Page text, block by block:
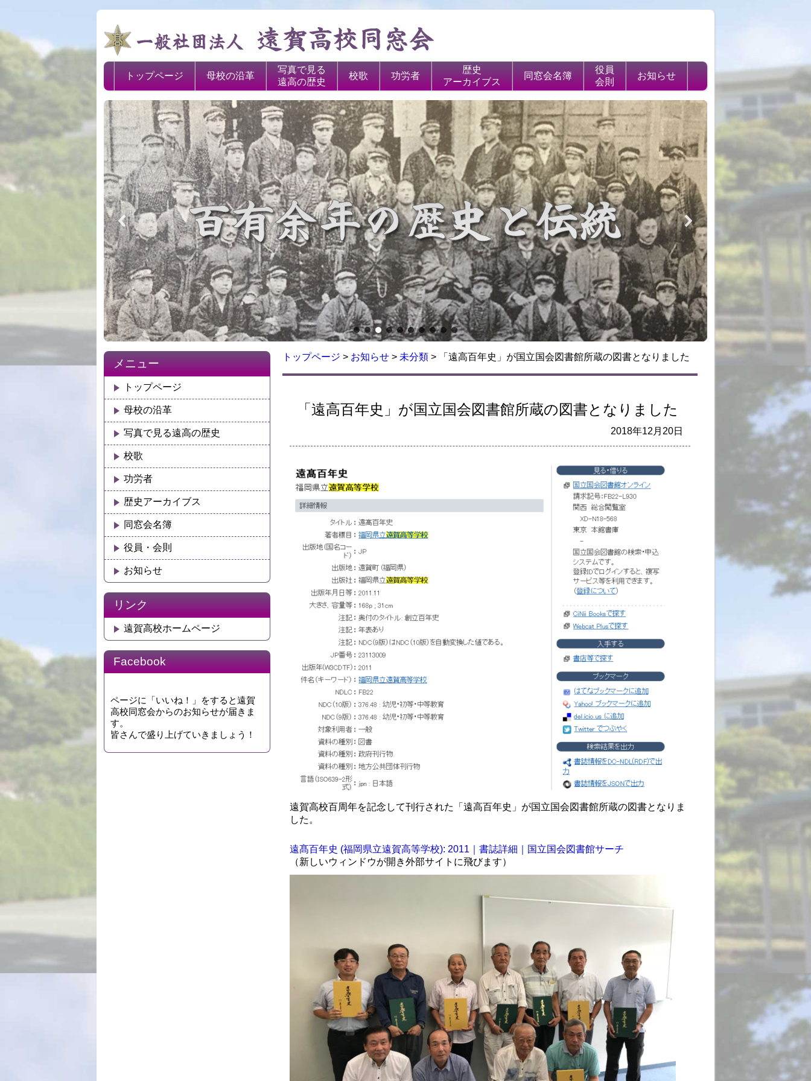
トップページ 母校の沿革
写真で見る
遠高の歴史
校歌 功労者
歴史
アーカイブス
同窓会名簿
役員
会則
お知らせ
トップページ > お知らせ > 未分類 > 「遠高百年史」が国立国会図書館所蔵の図書となりました
「遠高百年史」が国立国会図書館所蔵の図書となりました
2018年12月20日
遠賀高校百周年を記念して刊行された「遠高百年史」が国立国会図書館所蔵の図書となりま
した。
遠髙百年史 (福岡県立遠賀高等学校): 2011｜書誌詳細｜国立国会図書館サーチ
（新しいウィンドウが開き外部サイトに飛びます）
メニュー
トップページ
母校の沿革
写真で見る遠高の歴史
校歌
功労者
歴史アーカイブス
同窓会名簿
役員・会則
お知らせ
リンク
遠賀高校ホームページ
Facebook
ページに「いいね！」をすると遠賀
高校同窓会からのお知らせが届きま
す。
皆さんで盛り上げていきましょう！